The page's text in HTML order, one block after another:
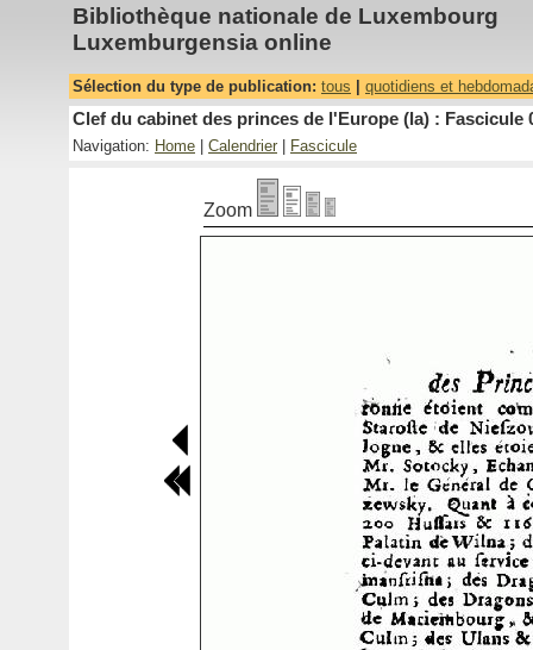
Bibliothèque nationale de Luxembourg
Luxemburgensia online
Sélection du type de publication: tous quotidiens et
Clef du cabinet des princes de l'Europe (la) : Fascicule
Navigation: Home Calendrier Fascicule
Zoom